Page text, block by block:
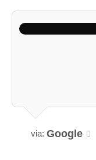
via: Google